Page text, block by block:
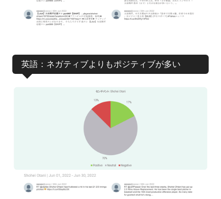
英語：ネガティブよりもポジティブが多い